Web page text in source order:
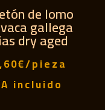
de lomo
gallega
dry aged
€/pieza
incluido